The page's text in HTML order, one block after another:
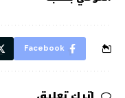
Facebook